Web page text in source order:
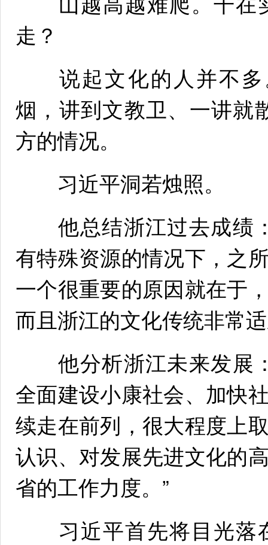
走？
说起文化的人并不多
烟，讲到文教卫、一讲就
方的情况。
习近平洞若烛照。
他总结浙江过去成绩
有特殊资源的情况下，之
一个很重要的原因就在于
而且浙江的文化传统非常
他分析浙江未来发展
全面建设小康社会、加快
续走在前列，很大程度上
认识、对发展先进文化的
省的工作力度。”
习近平首先将目光落